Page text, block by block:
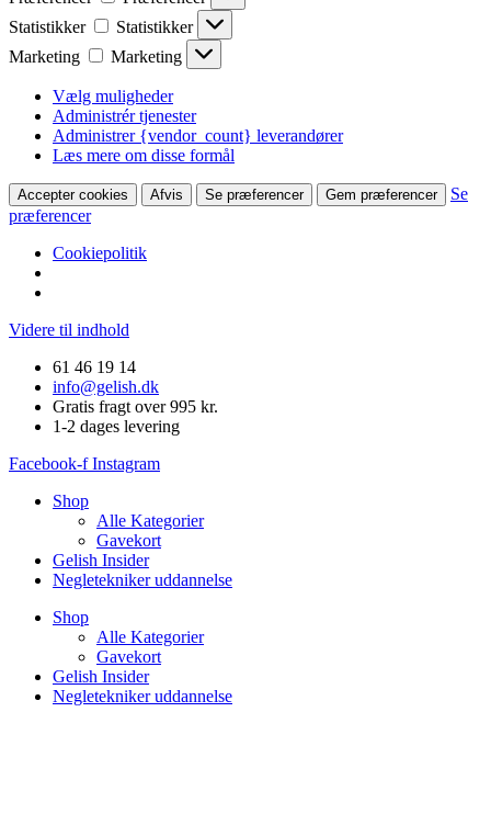
Statistikker
Statistikker
Marketing
Marketing
Vælg muligheder
Administrér tjenester
Administrer {vendor_count} leverandører
Læs mere om disse formål
Accepter cookies Afvis Se præferencer Gem præferencer
Se
præferencer
Cookiepolitik
Videre til indhold
61 46 19 14
info@gelish.dk
Gratis fragt over 995 kr.
1-2 dages levering
Facebook-f Instagram
Shop
Alle Kategorier
Gavekort
Gelish Insider
Negletekniker uddannelse
Shop
Alle Kategorier
Gavekort
Gelish Insider
Negletekniker uddannelse